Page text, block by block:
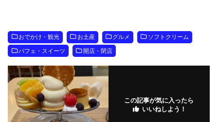
おでかけ・観光 お土産 グルメ ソフトクリーム
パフェ・スイーツ 開店・閉店
この記事が気に入ったら
いいねしよう！